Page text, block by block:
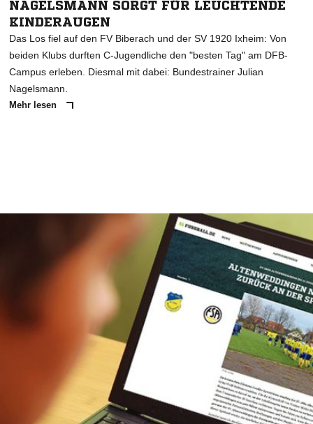
NAGELSMANN SORGT FÜR LEUCHTENDE
KINDERAUGEN
Das Los fiel auf den FV Biberach und der SV 1920 Ixheim: Von
beiden Klubs durften C-Jugendliche den "besten Tag" am DFB-
Campus erleben. Diesmal mit dabei: Bundestrainer Julian
Nagelsmann.
Mehr lesen